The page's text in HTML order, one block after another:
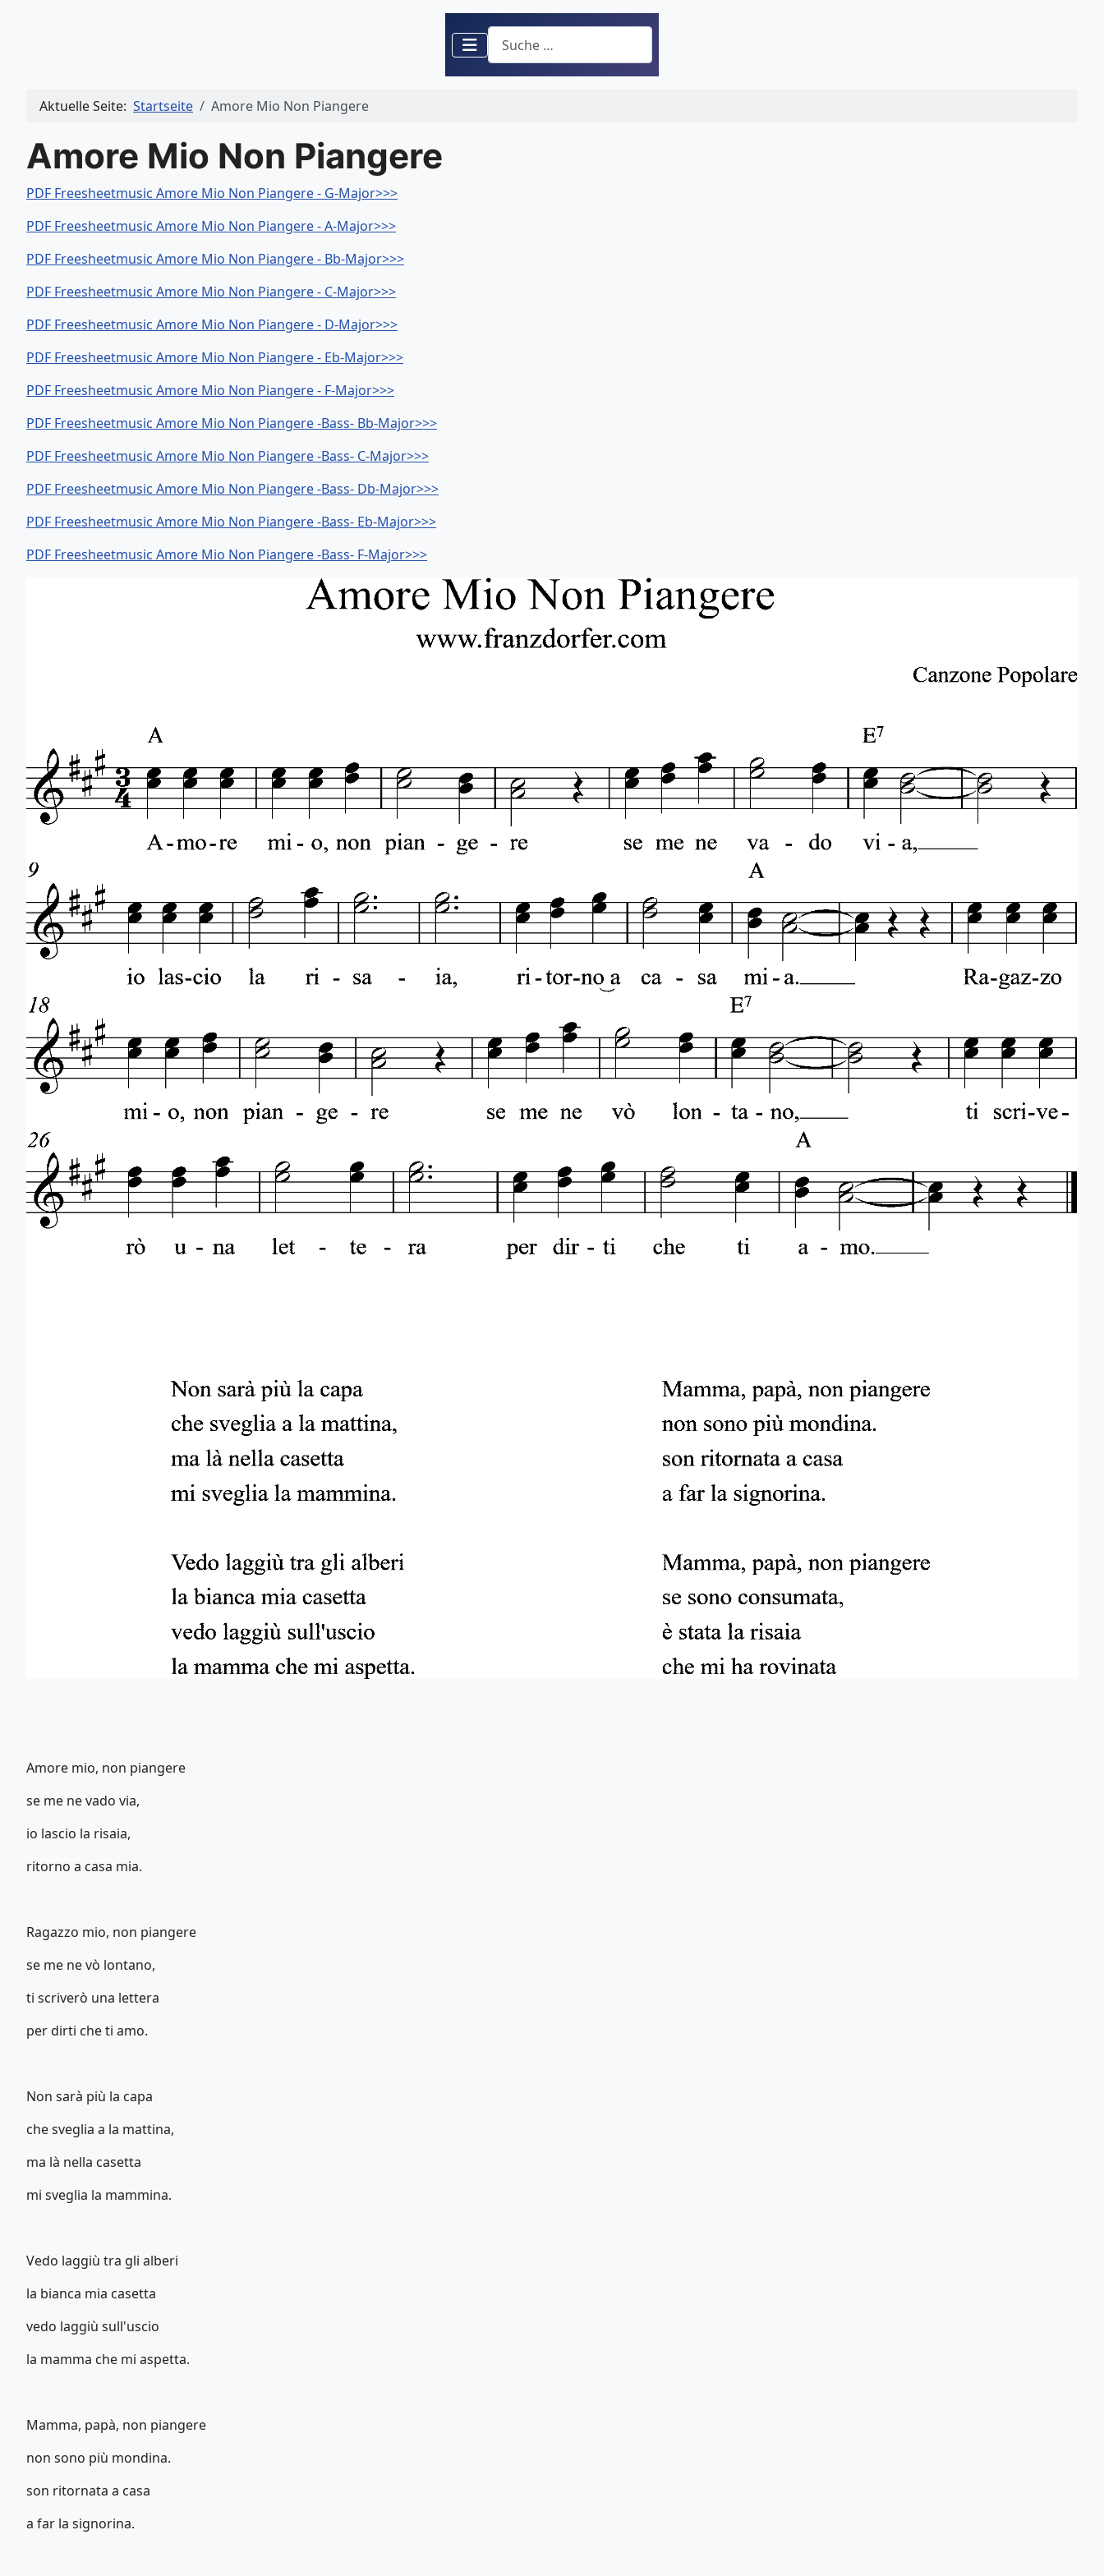
Suchen
Aktuelle Seite: Startseite Amore Mio Non Piangere
Amore Mio Non Piangere
PDF Freesheetmusic Amore Mio Non Piangere - G-Major>>>
PDF Freesheetmusic Amore Mio Non Piangere - A-Major>>>
PDF Freesheetmusic Amore Mio Non Piangere - Bb-Major>>>
PDF Freesheetmusic Amore Mio Non Piangere - C-Major>>>
PDF Freesheetmusic Amore Mio Non Piangere - D-Major>>>
PDF Freesheetmusic Amore Mio Non Piangere - Eb-Major>>>
PDF Freesheetmusic Amore Mio Non Piangere - F-Major>>>
PDF Freesheetmusic Amore Mio Non Piangere -Bass- Bb-Major>>>
PDF Freesheetmusic Amore Mio Non Piangere -Bass- C-Major>>>
PDF Freesheetmusic Amore Mio Non Piangere -Bass- Db-Major>>>
PDF Freesheetmusic Amore Mio Non Piangere -Bass- Eb-Major>>>
PDF Freesheetmusic Amore Mio Non Piangere -Bass- F-Major>>>
Amore mio, non piangere
se me ne vado via,
io lascio la risaia,
ritorno a casa mia.
Ragazzo mio, non piangere
se me ne vò lontano,
ti scriverò una lettera
per dirti che ti amo.
Non sarà più la capa
che sveglia a la mattina,
ma là nella casetta
mi sveglia la mammina.
Vedo laggiù tra gli alberi
la bianca mia casetta
vedo laggiù sull'uscio
la mamma che mi aspetta.
Mamma, papà, non piangere
non sono più mondina.
son ritornata a casa
a far la signorina.